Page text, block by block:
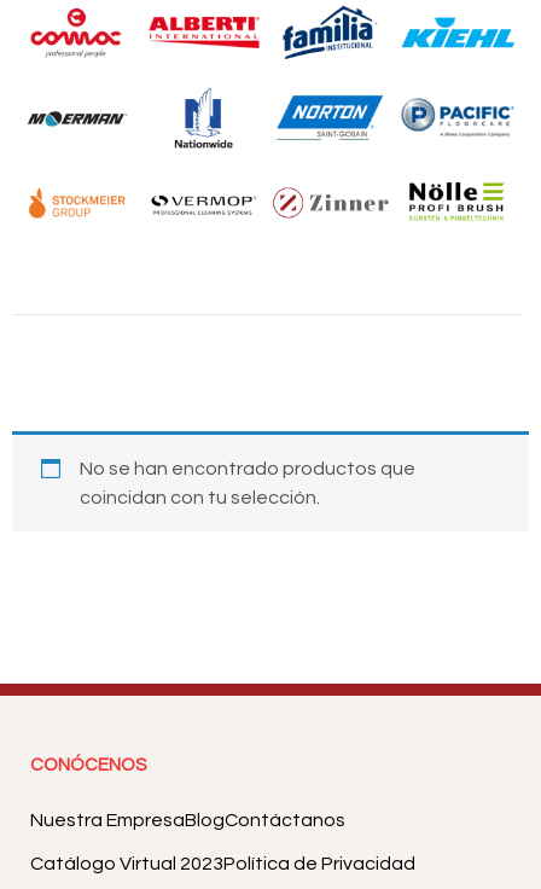
No se han encontrado productos que
coincidan con tu selección.
CONÓCENOS
Nuestra EmpresaBlogContáctanos
Catálogo Virtual 2023Política de Privacidad